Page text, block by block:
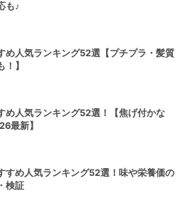
も♪
め人気ランキング52選【プチプラ・髪質
】
め人気ランキング52選！【焦げ付かな
最新】
すめ人気ランキング52選！味や栄養価の
検証